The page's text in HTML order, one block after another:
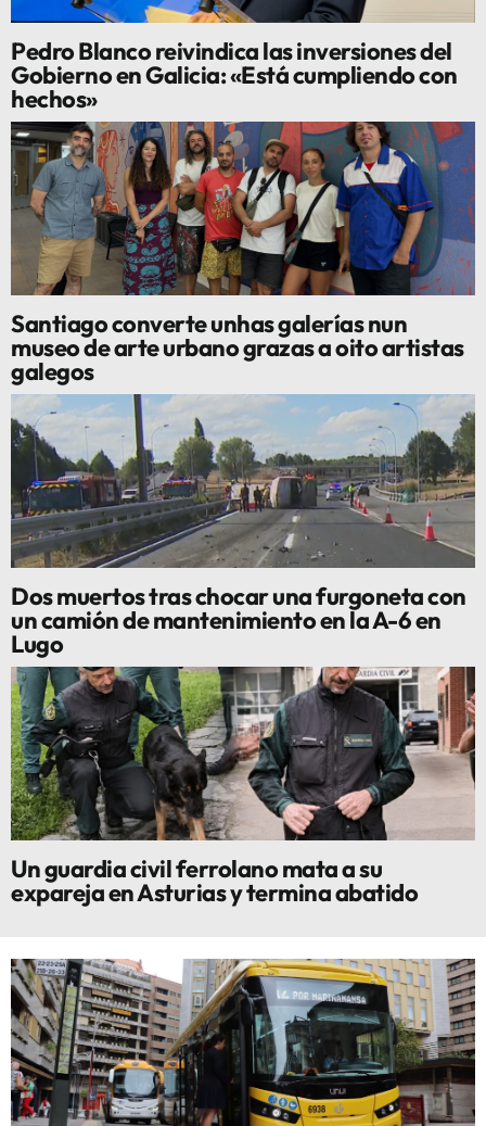
Pedro Blanco reivindica las inversiones del
Gobierno en Galicia: «Está cumpliendo con
hechos»
Santiago converte unhas galerías nun
museo de arte urbano grazas a oito artistas
galegos
Dos muertos tras chocar una furgoneta con
un camión de mantenimiento en la A-6 en
Lugo
Un guardia civil ferrolano mata a su
expareja en Asturias y termina abatido